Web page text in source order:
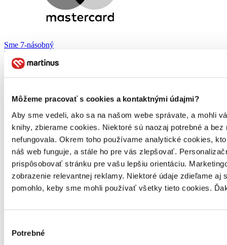
Môžeme pracovať s cookies a kontaktnými údajmi?
Aby sme vedeli, ako sa na našom webe správate, a mohli
knihy, zbierame cookies. Niektoré sú naozaj potrebné a
nefungovala. Okrem toho používame analytické cookies,
náš web funguje, a stále ho pre vás zlepšovať.
prispôsobovať stránku pre vašu lepšiu orientáciu.
zobrazenie relevantnej reklamy. Niektoré údaje zdieľame aj
pomohlo, keby sme mohli používať všetky tieto cookies.
súhlasu
Potrebné
Sme 7-násobný
MasterCard
Obchodník roka
Organizujeme
množstvo besied
s autormi